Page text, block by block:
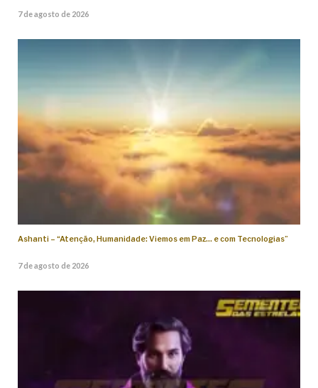
7 de agosto de 2026
Ashanti – “Atenção, Humanidade: Viemos em Paz… e com Tecnologias”
7 de agosto de 2026